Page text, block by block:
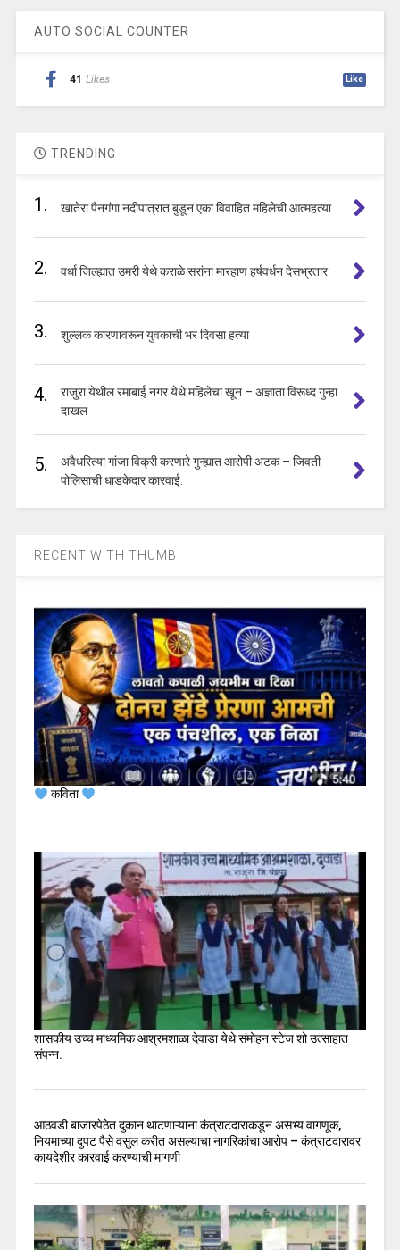
AUTO SOCIAL COUNTER
41 Likes Like
TRENDING
1. खातेरा पैनगंगा नदीपात्रात बुडून एका विवाहित महिलेची आत्महत्या
2. वर्धा जिल्ह्यात उमरी येथे कराळे सरांना मारहाण हर्षवर्धन देसभ्रतार
3. शुल्लक कारणावरून युवकाची भर दिवसा हत्या
4.
राजुरा येथील रमाबाई नगर येथे महिलेचा खून – अज्ञाता विरूध्द गुन्हा
दाखल
5.
अवैधरित्या गांजा विक्री करणारे गुन्ह्यात आरोपी अटक – जिवती
पोलिसाची धाडकेदार कारवाई.
RECENT WITH THUMB
कविता
शासकीय उच्च माध्यमिक आश्रमशाळा देवाडा येथे संमोहन स्टेज शो उत्साहात
संपन्न.
आठवडी बाजारपेठेत दुकान थाटणाऱ्याना कंत्राटदाराकडून असभ्य वागणूक,
नियमाच्या दुपट पैसे वसुल करीत असल्याचा नागरिकांचा आरोप – कंत्राटदारावर
कायदेशीर कारवाई करण्याची मागणी